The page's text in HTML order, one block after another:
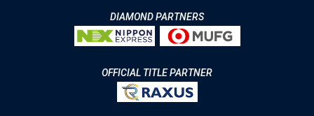
DIAMOND PARTNERS
OFFICIAL TITLE PARTNER